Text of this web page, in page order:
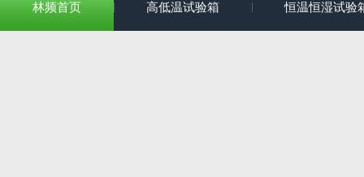
林频首页 高低温试验箱 恒温恒湿试验